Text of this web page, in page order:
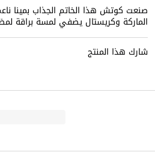
صنعت كوتش هذا الخاتم الجذاب بمينا
الماركة وكريستال يضفي لمسة براقة
شارك هذا المنتج